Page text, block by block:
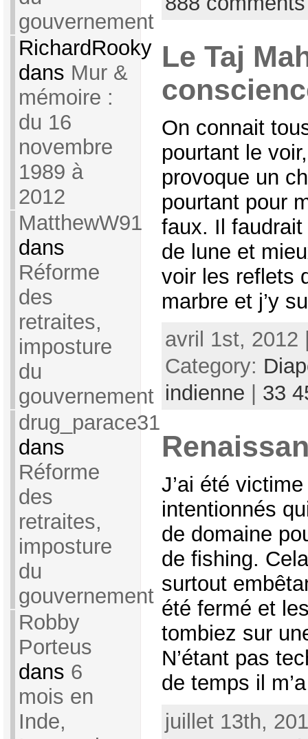
gouvernement
RichardRooky
dans Mur &
mémoire :
du 16
novembre
1989 à
2012
MatthewW91
dans
Réforme
des
retraites,
imposture
du
gouvernement
drug_parace31
dans
Réforme
des
retraites,
imposture
du
gouvernement
Robby
Porteus
dans 6
mois en
Inde,
Le Taj
On connait
pourtant le
provoque un
pourtant pour
faux. Il
de lune et
voir les reflets
marbre et j’y
avril 1st, 2012
Category:
indienne
33
J’ai été
intentionnés
de domaine
de fishing.
surtout
été fermé et
tombiez sur
N’étant pas
de temps il
juillet 13th,